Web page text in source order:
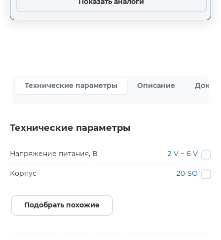
Показать аналоги
Технические параметры Описание
Технические параметры
Напряжение питания, В 2 V ~ 6 V
Корпус 20-SO
Подобрать похожие